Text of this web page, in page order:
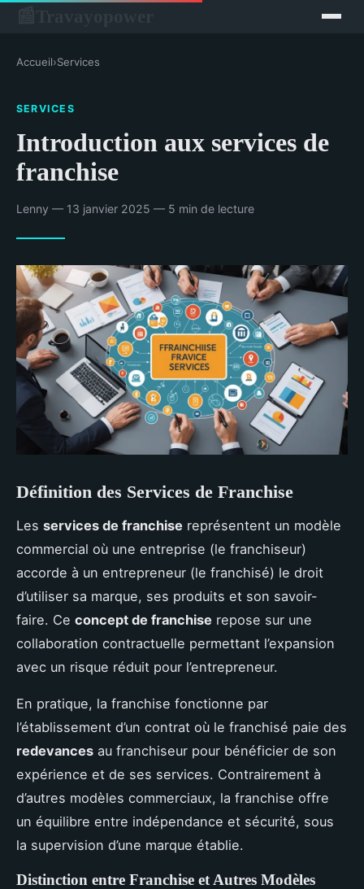
Accueil›Services
SERVICES
Introduction aux services de
franchise
Lenny — 13 janvier 2025 — 5 min de lecture
Définition des Services de Franchise
Les services de franchise représentent un modèle
commercial où une entreprise (le franchiseur)
accorde à un entrepreneur (le franchisé) le droit
d’utiliser sa marque, ses produits et son savoir-
faire. Ce concept de franchise repose sur une
collaboration contractuelle permettant l’expansion
avec un risque réduit pour l’entrepreneur.
En pratique, la franchise fonctionne par
l’établissement d’un contrat où le franchisé paie des
redevances au franchiseur pour bénéficier de son
expérience et de ses services. Contrairement à
d’autres modèles commerciaux, la franchise offre
un équilibre entre indépendance et sécurité, sous
la supervision d’une marque établie.
Distinction entre Franchise et Autres Modèles